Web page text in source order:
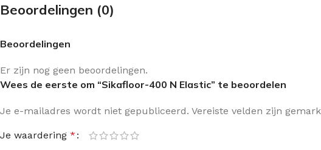
Beoordelingen (0)
Beoordelingen
Er zijn nog geen beoordelingen.
Wees de eerste om “Sikafloor-400 N Elastic” te beoordelen
Je e-mailadres wordt niet gepubliceerd. Vereiste velden zijn
Je waardering *